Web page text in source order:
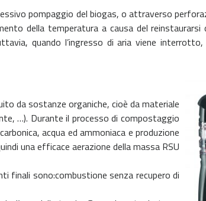
pompaggio del biogas, o attraverso
della temperatura a causa del reinstaurarsi
quando l’ingresso di aria viene interrotto,
da sostanze organiche, cioè da materiale
…). Durante il processo di compostaggio
acqua ed ammoniaca e produzione
una efficace aerazione della massa RSU
finali sono:combustione senza recupero di